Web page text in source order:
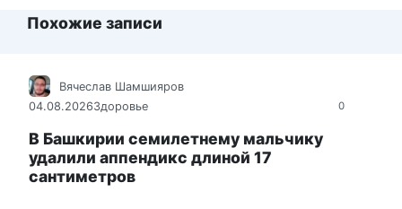
Похожие записи
0
Вячеслав Шамшияров
04.08.2026Здоровье
В Башкирии семилетнему мальчику
удалили аппендикс длиной 17
сантиметров